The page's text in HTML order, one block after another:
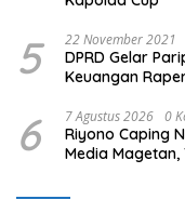
5 22 November 2021
DPRD Gelar
Keuangan
6 7 Agustus 2026 0
Riyono Caping
Media